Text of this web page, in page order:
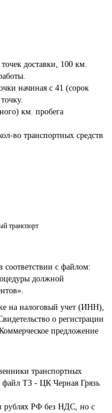
доставки, 100 км.
начиная с 41 (сорок
км. пробега
во транспортных средств
транспорт
соответствии с файлом:
должной
на налоговый учет (ИНН),
о регистрации
предложение
транспортных
файл ТЗ - ЦК Черная Грязь